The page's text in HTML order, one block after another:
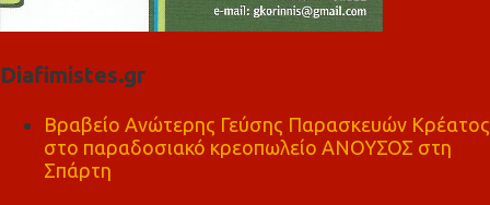
Diafimistes.gr
Βραβείο Ανώτερης Γεύσης Παρασκευών Κρέατος
στο παραδοσιακό κρεοπωλείο ΑΝΟΥΣΟΣ στη
Σπάρτη